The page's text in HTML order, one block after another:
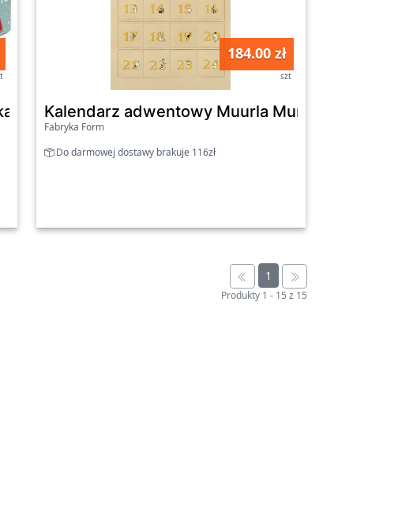
24szt. dekoracja świąteczna, domek
184.00 zł
szt
Kalendarz adwentowy Muurla Muminki
Fabryka Form
Do darmowej dostawy brakuje 116zł
1
Produkty 1 - 15 z 15